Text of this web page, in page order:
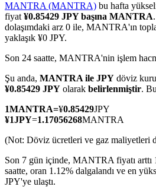
COIN-M Vadeli İşlemleri
Kripto Para Vadeli İşlemleri
TradFi
Hisse senetleri, döviz, değerli
MANTRA (MANTRA) bu hafta
fiyat ¥0.85429 JPY başına MANTRA
dolaşımdaki arz 0 ile, MANTRA'ın
yaklaşık ¥0 JPY.
Son 24 saatte, MANTRA'nin işlem
Şu anda, MANTRA ile JPY döviz kuru
¥0.85429 JPY olarak belirlenmiştir.
1MANTRA=¥0.85429JPY
¥1JPY=1.17056268MANTRA
(Not: Döviz ücretleri ve gaz maliyetleri
Son 7 gün içinde, MANTRA fiyatı arttı
saatte, oran 1.12% dalgalandı ve en
JPY'ye ulaştı.